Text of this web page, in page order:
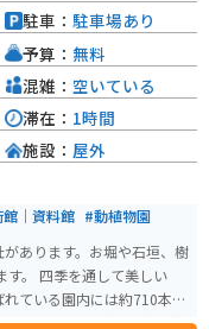
｜資料館 #動植物園
あります。お堀や石垣、樹
す。 四季を通して美しい
ている園内には約710本の
跡や文化財が
駐車： 駐車場あり
予算： 無料
混雑： 空いている
滞在： 1時間
施設： 屋外